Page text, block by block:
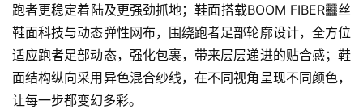
跑者更稳定着陆及更强劲抓地；鞋面搭载BOOM FIBER䨻丝
鞋面科技与动态弹性网布，围绕跑者足部轮廓设计，全方位
适应跑者足部动态，强化包裹，带来层层递进的贴合感；鞋
面结构纵向采用异色混合纱线，在不同视角呈现不同颜色，
让每一步都变幻多彩。